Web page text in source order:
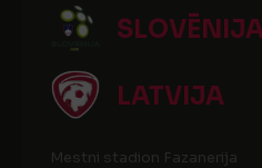
LATVIJA
Mestni stadion Fazanerija